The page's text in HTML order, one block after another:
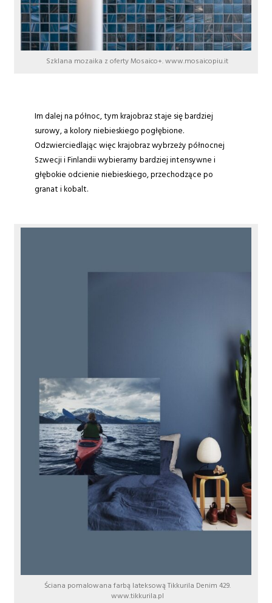
Szklana mozaika z oferty Mosaico+. www.mosaicopiu.it
Im dalej na północ, tym krajobraz staje się bardziej
surowy, a kolory niebieskiego pogłębione.
Odzwierciedlając więc krajobraz wybrzeży północnej
Szwecji i Finlandii wybieramy bardziej intensywne i
głębokie odcienie niebieskiego, przechodzące po
granat i kobalt.
Ściana pomalowana farbą lateksową Tikkurila Denim 429.
www.tikkurila.pl